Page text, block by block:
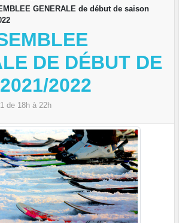
GENERALE de début de saison
DE DÉBUT DE
2022
de 18h à 22h